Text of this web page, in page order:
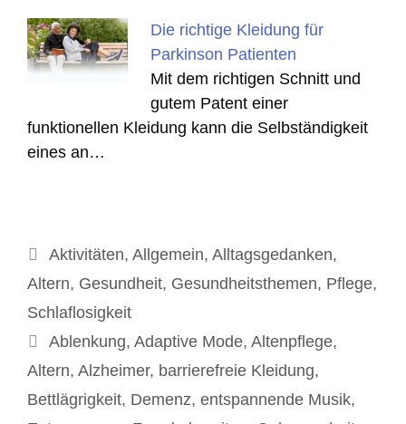
Die richtige Kleidung für
Parkinson Patienten
Mit dem richtigen Schnitt und
gutem Patent einer
funktionellen Kleidung kann die Selbständigkeit
eines an…
Kategorien
Aktivitäten, Allgemein, Alltagsgedanken,
Altern, Gesundheit, Gesundheitsthemen, Pflege,
Schlaflosigkeit
Schlagwörter
Ablenkung, Adaptive Mode, Altenpflege,
Altern, Alzheimer, barrierefreie Kleidung,
Bettlägrigkeit, Demenz, entspannende Musik,